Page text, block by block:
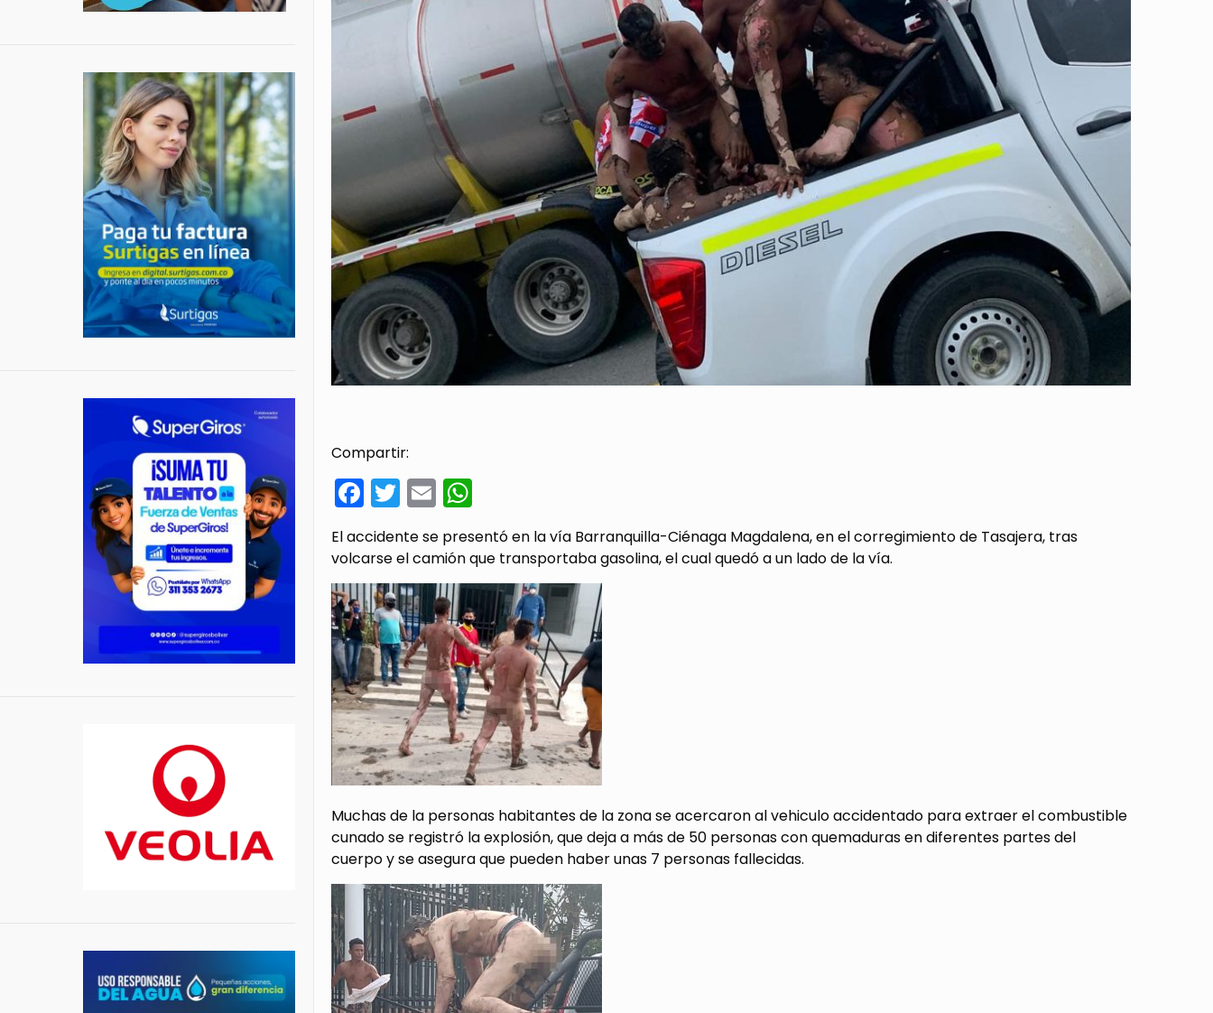
Compartir:
Facebook
Twitter
Email
El accidente se presentó en la vía Barranquilla-Ciénaga Magdalena, en el corregimiento de Tasajera, tras
volcarse el camión que transportaba gasolina, el cual quedó a un lado de la vía.
Muchas de la personas habitantes de la zona se acercaron al vehiculo accidentado para extraer el combustible
cunado se registró la explosión, que deja a más de 50 personas con quemaduras en diferentes partes del
cuerpo y se asegura que pueden haber unas 7 personas fallecidas.